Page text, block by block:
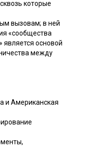
которые
вызовам; в ней
«сообщества
является основой
между
и Американская